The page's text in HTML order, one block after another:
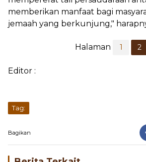
memberikan manfaat bagi
jemaah yang berkunjung,"
Halaman 1 2
Editor :
Tag:
Bagikan